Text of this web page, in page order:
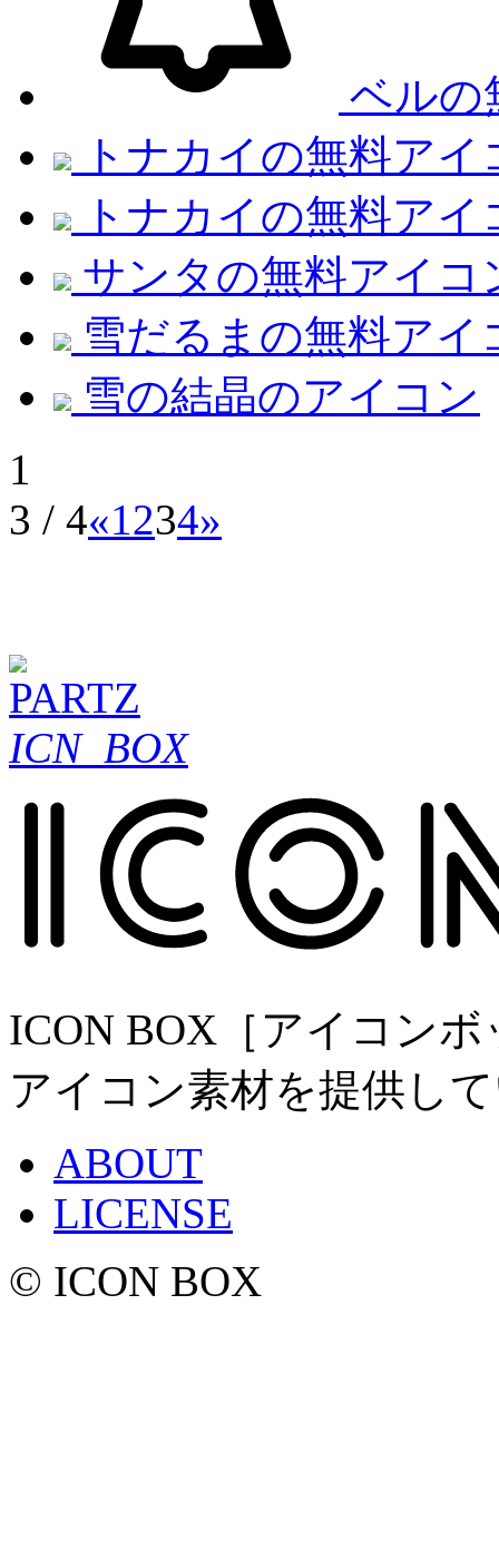
ベルの
トナカイの無料アイ
トナカイの無料アイ
サンタの無料アイコ
雪だるまの無料アイ
雪の結晶のアイコン
1
3 / 4«1234»
ICN_BOX
ICON BOX［アイコン
アイコン素材を提供し
ABOUT
LICENSE
© ICON BOX